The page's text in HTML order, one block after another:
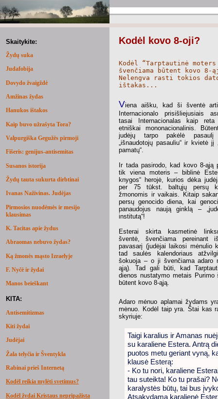
Skaitykite:
Žydų suka
Judafobija
Dovydo žvaigždė
Amžinas žydas
Hanukos ištakos
Kaip buvo užrašyta Tora?
Valpurgiška Gegužės pirmoji
Fišeris: genijus-antisemitas
Susanos istorija
Žydų tauta sukurta dirbtinai
Ivanas Naživinas. Judėjas
Pirmosios nuodėmės ir mesijo
klausimas
K. Tacitas apie žydus
Abraomas nebuvo žydas?
Ką žmonės mąsto Izraelyje
F. Nyčė ir žydai
Manos beieškant
KITA:
Antisemitizmas
Kiti žydai
Judėjai
Žala telyčia ir Šventykla
Rabinai prieš Internetą
Kodėl reikia mylėti svetimus?
Kodėl žydai Kristaus nepripažįsta
Kodėl kovo 8-oji?
Kodėl “Tarptautinė moters
švenčiama būtent kovo 8-
Nelengva rasti tokios
ištakas...
Viena aišku, kad ši šventė
Internacionalo prisišliejusiais
tasai Internacionalas kaip
etniškai mononacionalinis.
judėjų tarpo pakėlė
„išnaudotojų pasauliu“ ir kvietė jį
pamatų“.
Ir tada pasirodo, kad kovo 8-ąją
tik viena moteris – biblinė
knygos“ herojė, kurios dėka
per 75 tūkst. baltųjų persų
žmonomis ir vaikais. Kitaip
persų genocido diena, kai
panaudojus naują ginklą –
institutą“!
Esterai skirta kasmetinė
šventė, švenčiama pereinant
pavasarį (judėjai laikosi mėnulio
tad saulės kalendoriaus
šokuoja – o ji švenčiama adaro
ąją). Tad gali būti, kad
dienos nustatymo metais Purimo
būtent kovo 8-ąją.
Adaro mėnuo aplamai žydams
mėnuo. Kodėl taip yra. Štai kas
skyriuje:
Taigi karalius ir Amanas
su karaliene Estera. Antrą
puotos metu geriant vyną,
klausė Esterą:
- Ko tu nori, karaliene
tau suteikta! Ko tu prašai?
karalystės būtų, tai bus
Atsakydama karalienė